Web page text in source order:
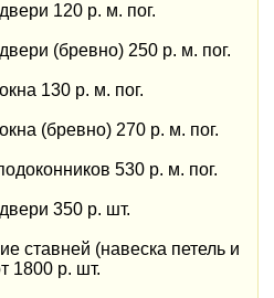
120 р. м. пог.
(бревно) 250 р. м. пог.
130 р. м. пог.
(бревно) 270 р. м. пог.
530 р. м. пог.
350 р. шт.
ставней (навеска петель и
1800 р. шт.